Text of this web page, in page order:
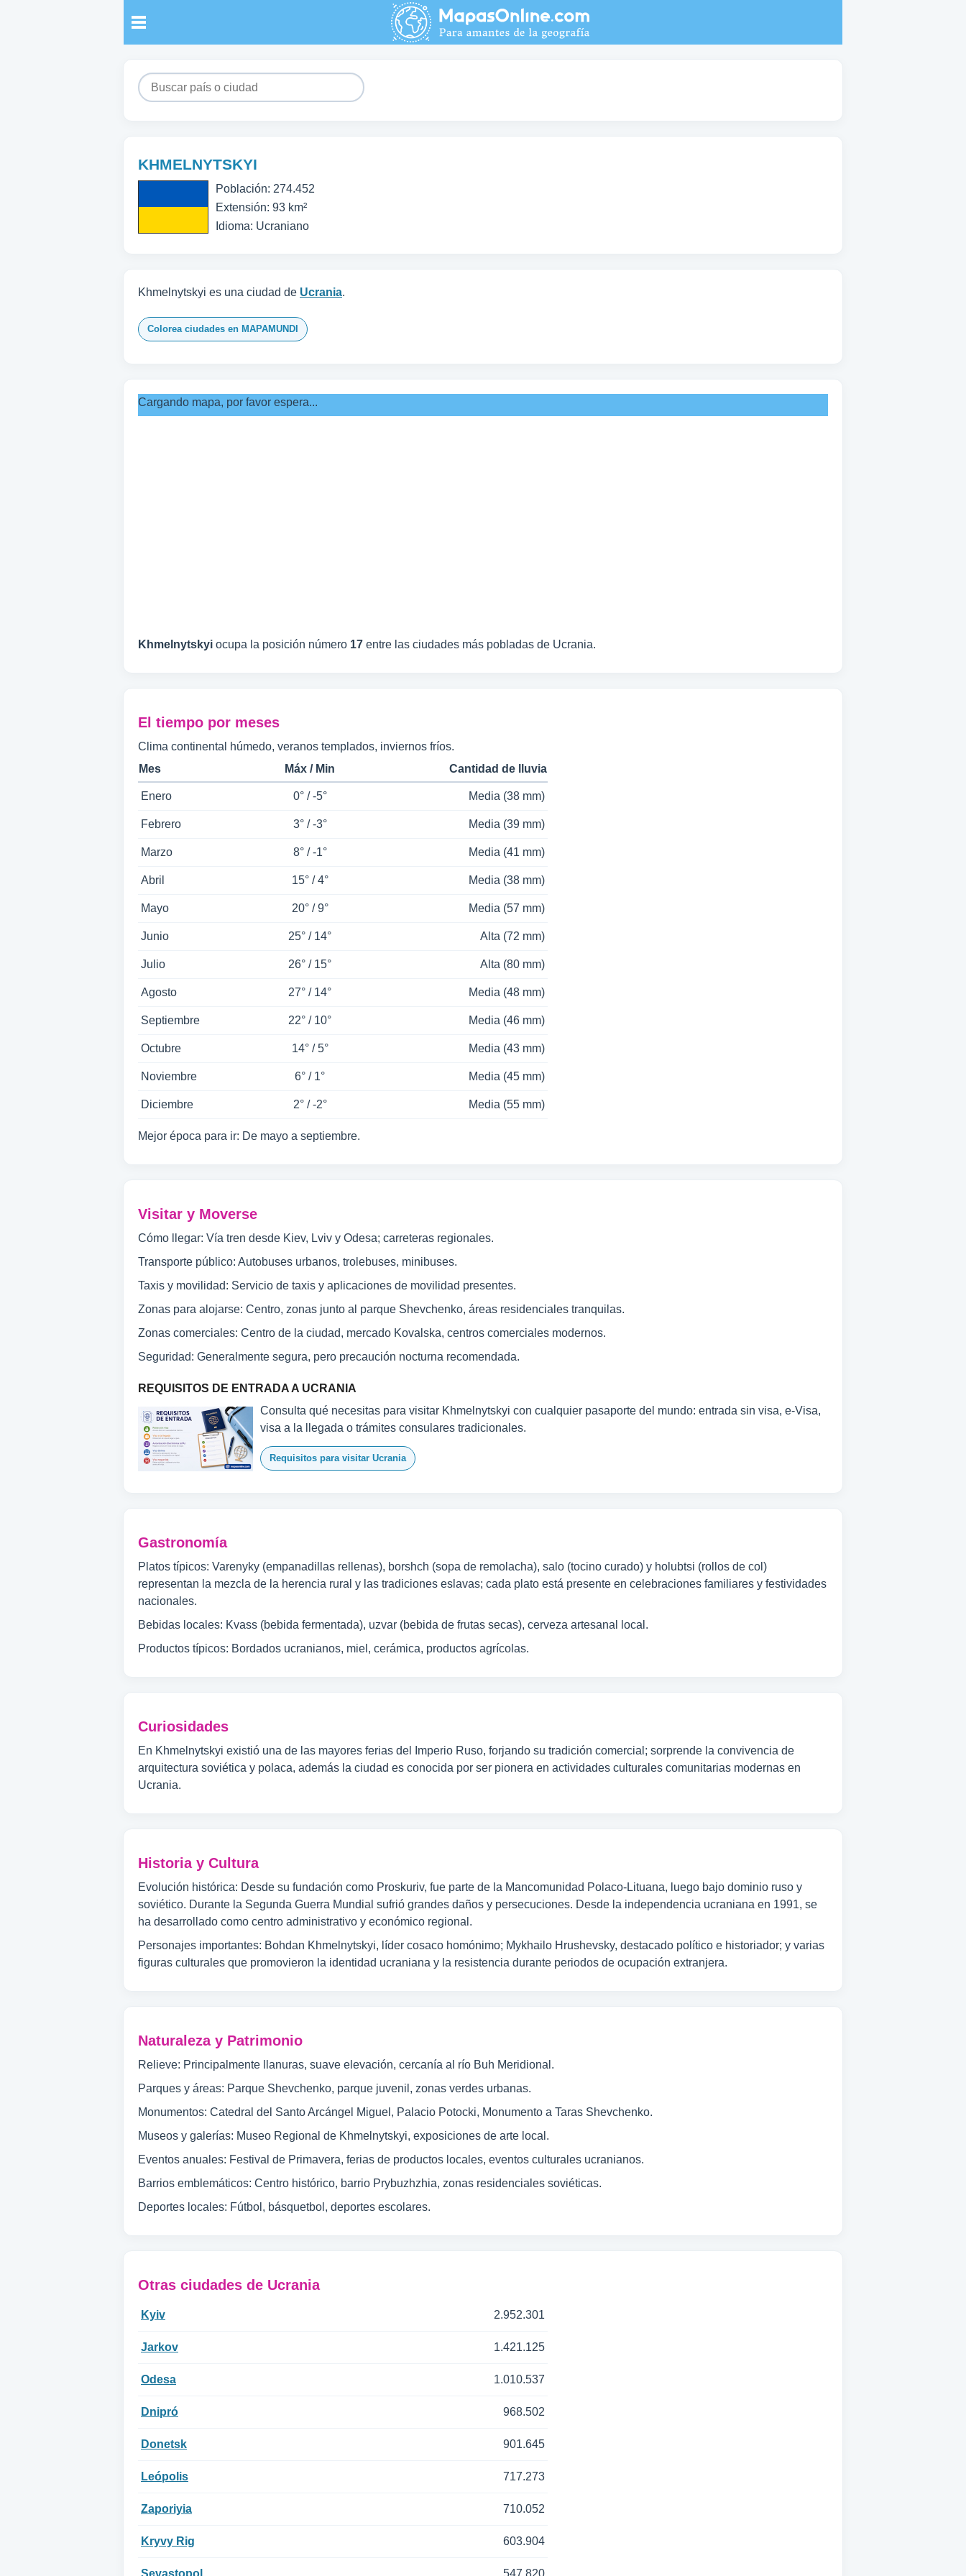
KHMELNYTSKYI
Población: 274.452
Extensión: 93 km²
Idioma: Ucraniano
Khmelnytskyi es una ciudad de Ucrania.
Colorea ciudades en MAPAMUNDI
Cargando mapa, por favor espera...
Khmelnytskyi ocupa la posición número 17 entre las ciudades más pobladas de Ucrania.
El tiempo por meses
Clima continental húmedo, veranos templados, inviernos fríos.
Mes
Máx / Min Cantidad de lluvia
Enero 0° / -5° Media (38 mm)
Febrero 3° / -3° Media (39 mm)
Marzo 8° / -1° Media (41 mm)
Abril 15° / 4° Media (38 mm)
Mayo 20° / 9° Media (57 mm)
Junio 25° / 14° Alta (72 mm)
Julio 26° / 15° Alta (80 mm)
Agosto 27° / 14° Media (48 mm)
Septiembre 22° / 10° Media (46 mm)
Octubre 14° / 5° Media (43 mm)
Noviembre 6° / 1° Media (45 mm)
Diciembre 2° / -2° Media (55 mm)
Mejor época para ir: De mayo a septiembre.
Visitar y Moverse
Cómo llegar: Vía tren desde Kiev, Lviv y Odesa; carreteras regionales.
Transporte público: Autobuses urbanos, trolebuses, minibuses.
Taxis y movilidad: Servicio de taxis y aplicaciones de movilidad presentes.
Zonas para alojarse: Centro, zonas junto al parque Shevchenko, áreas residenciales tranquilas.
Zonas comerciales: Centro de la ciudad, mercado Kovalska, centros comerciales modernos.
Seguridad: Generalmente segura, pero precaución nocturna recomendada.
REQUISITOS DE ENTRADA A UCRANIA
Consulta qué necesitas para visitar Khmelnytskyi con cualquier pasaporte del mundo: entrada sin visa, e-Visa,
visa a la llegada o trámites consulares tradicionales.
Requisitos para visitar Ucrania
Gastronomía
Platos típicos: Varenyky (empanadillas rellenas), borshch (sopa de remolacha), salo (tocino curado) y holubtsi (rollos de col)
representan la mezcla de la herencia rural y las tradiciones eslavas; cada plato está presente en celebraciones familiares y festividades
nacionales.
Bebidas locales: Kvass (bebida fermentada), uzvar (bebida de frutas secas), cerveza artesanal local.
Productos típicos: Bordados ucranianos, miel, cerámica, productos agrícolas.
Curiosidades
En Khmelnytskyi existió una de las mayores ferias del Imperio Ruso, forjando su tradición comercial; sorprende la convivencia de
arquitectura soviética y polaca, además la ciudad es conocida por ser pionera en actividades culturales comunitarias modernas en
Ucrania.
Historia y Cultura
Evolución histórica: Desde su fundación como Proskuriv, fue parte de la Mancomunidad Polaco-Lituana, luego bajo dominio ruso y
soviético. Durante la Segunda Guerra Mundial sufrió grandes daños y persecuciones. Desde la independencia ucraniana en 1991, se
ha desarrollado como centro administrativo y económico regional.
Personajes importantes: Bohdan Khmelnytskyi, líder cosaco homónimo; Mykhailo Hrushevsky, destacado político e historiador; y varias
figuras culturales que promovieron la identidad ucraniana y la resistencia durante periodos de ocupación extranjera.
Naturaleza y Patrimonio
Relieve: Principalmente llanuras, suave elevación, cercanía al río Buh Meridional.
Parques y áreas: Parque Shevchenko, parque juvenil, zonas verdes urbanas.
Monumentos: Catedral del Santo Arcángel Miguel, Palacio Potocki, Monumento a Taras Shevchenko.
Museos y galerías: Museo Regional de Khmelnytskyi, exposiciones de arte local.
Eventos anuales: Festival de Primavera, ferias de productos locales, eventos culturales ucranianos.
Barrios emblemáticos: Centro histórico, barrio Prybuzhzhia, zonas residenciales soviéticas.
Deportes locales: Fútbol, básquetbol, deportes escolares.
Otras ciudades de Ucrania
Kyiv 2.952.301
Jarkov 1.421.125
Odesa 1.010.537
Dnipró 968.502
Donetsk 901.645
Leópolis 717.273
Zaporiyia 710.052
Kryvy Rig 603.904
Sevastopol 547.820